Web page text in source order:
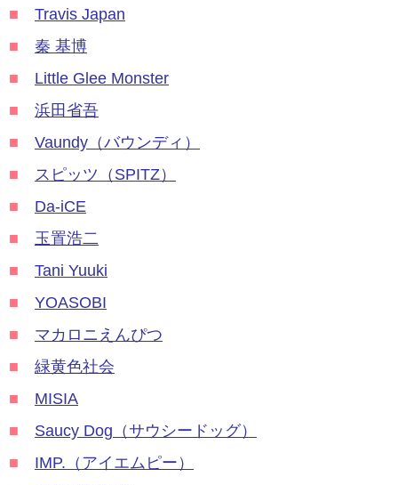
■
Travis Japan
■
秦 基博
■
Little Glee Monster
■
浜田省吾
■
Vaundy（バウンディ）
■
スピッツ（SPITZ）
■
Da-iCE
■
玉置浩二
■
Tani Yuuki
■
YOASOBI
■
マカロニえんぴつ
■
緑黄色社会
■
MISIA
■
Saucy Dog（サウシードッグ）
■
IMP.（アイエムピー）